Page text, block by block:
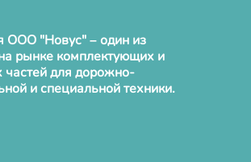
ООО "Новус" – один из
рынке комплектующих и
частей для дорожно-
и специальной техники.